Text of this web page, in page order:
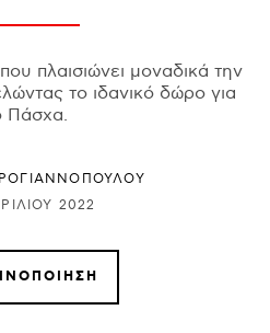
πλαισιώνει μοναδικά την
το ιδανικό δώρο για
Πάσχα.
2022